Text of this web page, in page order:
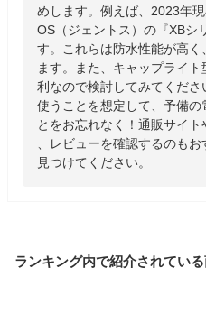
めします。例えば、2023年
OS（ジェントス）の『XBシ
す。これらは防水性能が高
ます。また、キャップライ
利なので検討してみてくだ
使うことを想定して、予備の
とをお忘れなく！通販サイ
、レビューを確認するのも
見つけてください。
ランキング内で紹介されてい